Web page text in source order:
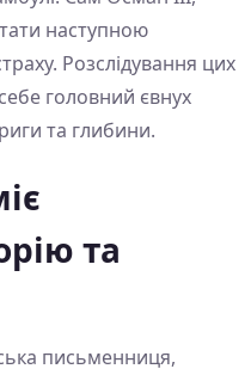
наступною
Розслідування цих
головний євнух
та глибини.
та
письменниця,